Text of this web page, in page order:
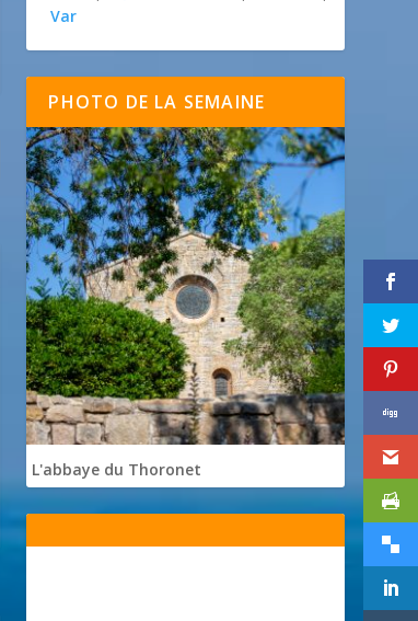
Var
PHOTO DE LA SEMAINE
L'abbaye du Thoronet